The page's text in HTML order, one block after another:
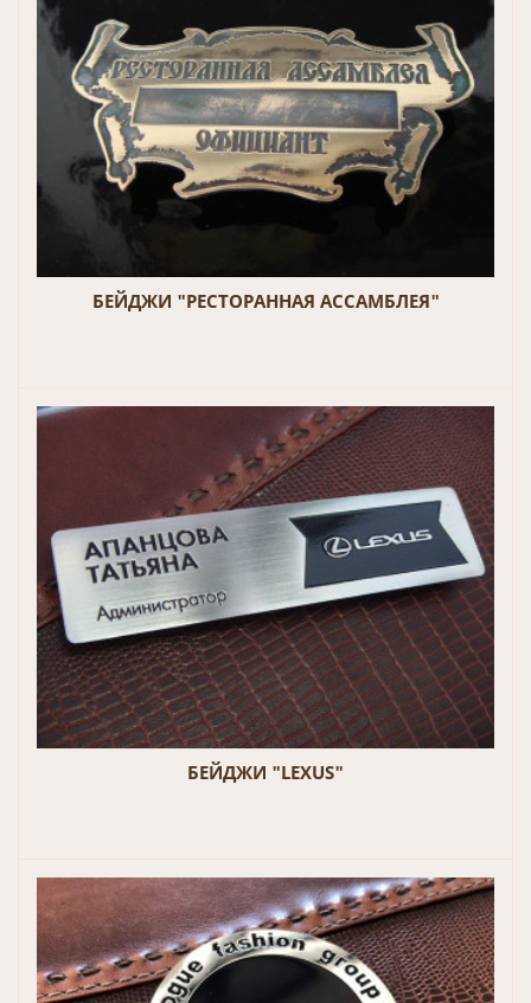
БЕЙДЖИ "РЕСТОРАННАЯ АССАМБЛЕЯ"
БЕЙДЖИ "LEXUS"